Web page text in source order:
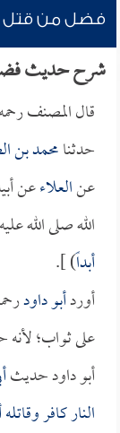
فضل من قتل
شرح حديث
قال المصنف
حدثنامحمد بن
عنالعلاءعن
الله صلى الله
أبداً) ].
أوردأبو داود
على ثواب؛ لأنه
أبو داود حديث
النار كافر وقاتله